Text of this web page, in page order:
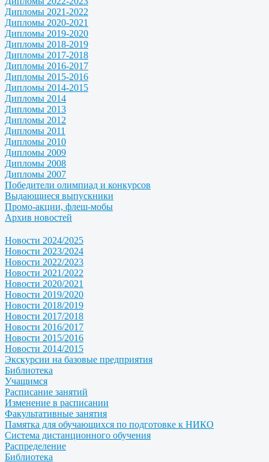
Дипломы 2021-2022
Дипломы 2020-2021
Дипломы 2019-2020
Дипломы 2018-2019
Дипломы 2017-2018
Дипломы 2016-2017
Дипломы 2015-2016
Дипломы 2014-2015
Дипломы 2014
Дипломы 2013
Дипломы 2012
Дипломы 2011
Дипломы 2010
Дипломы 2009
Дипломы 2008
Дипломы 2007
Победители олимпиад и конкурсов
Выдающиеся выпускники
Промо-акции, флеш-мобы
Архив новостей
Новости 2024/2025
Новости 2023/2024
Новости 2022/2023
Новости 2021/2022
Новости 2020/2021
Новости 2019/2020
Новости 2018/2019
Новости 2017/2018
Новости 2016/2017
Новости 2015/2016
Новости 2014/2015
Экскурсии на базовые предприятия
Библиотека
Учащимся
Расписание занятий
Изменение в расписании
Факультативные занятия
Памятка для обучающихся по подготовке к НИКО
Система дистанционного обучения
Распределение
Библиотека